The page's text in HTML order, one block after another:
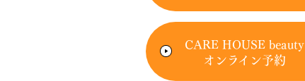
CARE HOUSE beauty
オンライン予約